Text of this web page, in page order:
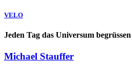
VELO
Jeden Tag das Universum begrüssen
Michael Stauffer